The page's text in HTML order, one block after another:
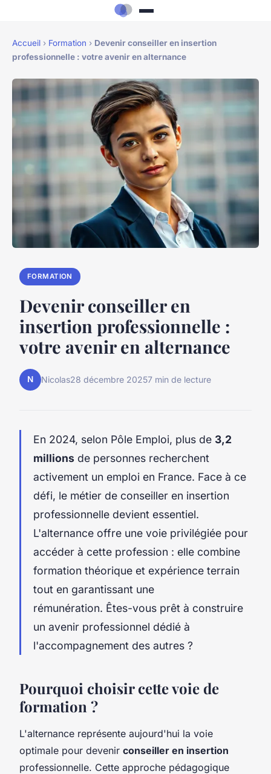
Accueil › Formation › Devenir conseiller en insertion
professionnelle : votre avenir en alternance
FORMATION
Devenir conseiller en
insertion professionnelle :
votre avenir en alternance
N Nicolas28 décembre 20257 min de lecture
En 2024, selon Pôle Emploi, plus de 3,2
millions de personnes recherchent
activement un emploi en France. Face à ce
défi, le métier de conseiller en insertion
professionnelle devient essentiel.
L'alternance offre une voie privilégiée pour
accéder à cette profession : elle combine
formation théorique et expérience terrain
tout en garantissant une
rémunération. Êtes-vous prêt à construire
un avenir professionnel dédié à
l'accompagnement des autres ?
Pourquoi choisir cette voie de
formation ?
L'alternance représente aujourd'hui la voie
optimale pour devenir conseiller en insertion
professionnelle. Cette approche pédagogique